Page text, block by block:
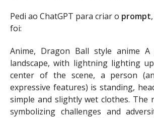
Pedi ao ChatGPT para criar o prompt
foi:
Anime, Dragon Ball style anime
landscape, with lightning lighting
center of the scene, a person
expressive features) is standing,
simple and slightly wet clothes. The
symbolizing challenges and